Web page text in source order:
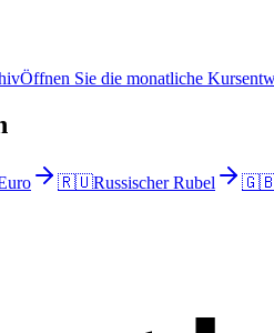
Öffnen Sie die monatliche
🇷🇺Russischer Rubel